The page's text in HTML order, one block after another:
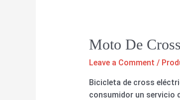
Moto De
Leave a Comment /
Bicicleta de cross
consumidor un servicio